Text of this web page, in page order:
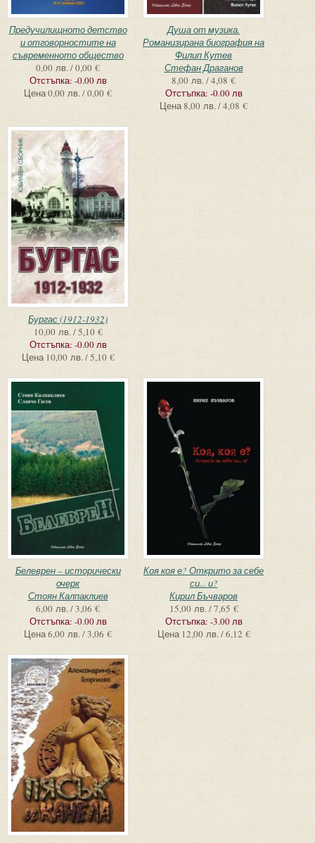
Предучилищното детство
и отговорностите на
съвременното общество
0,00 лв. / 0,00 €
Отстъпка: -0.00 лв
Цена0,00 лв. / 0,00 €
Душа от музика.
Романизирана биография на
Филип Кутев
Стефан Драганов
8,00 лв. / 4,08 €
Отстъпка: -0.00 лв
Цена8,00 лв. / 4,08 €
Бургас (1912-1932)
10,00 лв. / 5,10 €
Отстъпка: -0.00 лв
Цена 10,00 лв. / 5,10 €
Белеврен – исторически
очерк
Стоян Калпаклиев
6,00 лв. / 3,06 €
Отстъпка: -0.00 лв
Цена6,00 лв. / 3,06 €
Коя коя е? Открито за себе
си... и?
Кирил Бъчваров
15,00 лв. / 7,65 €
Отстъпка: -3.00 лв
Цена 12,00 лв. / 6,12 €